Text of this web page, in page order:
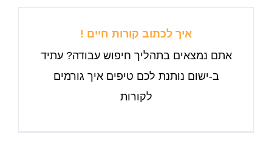
איך לכתוב קורות חיים !
אתם נמצאים בתהליך חיפוש עבודה? עתיד
ב-ישום נותנת לכם טיפים איך גורמים
לקורות